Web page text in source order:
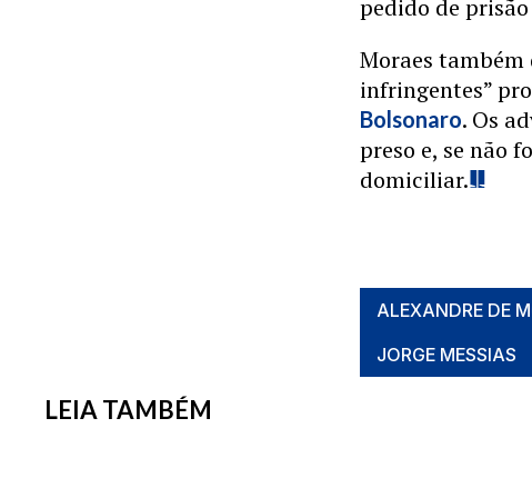
pedido de
Moraes também
infringentes”
Bolsonaro. Os
preso e, se não
domiciliar.
ALEXANDRE DE
JORGE MESSIAS
LEIA TAMBÉM